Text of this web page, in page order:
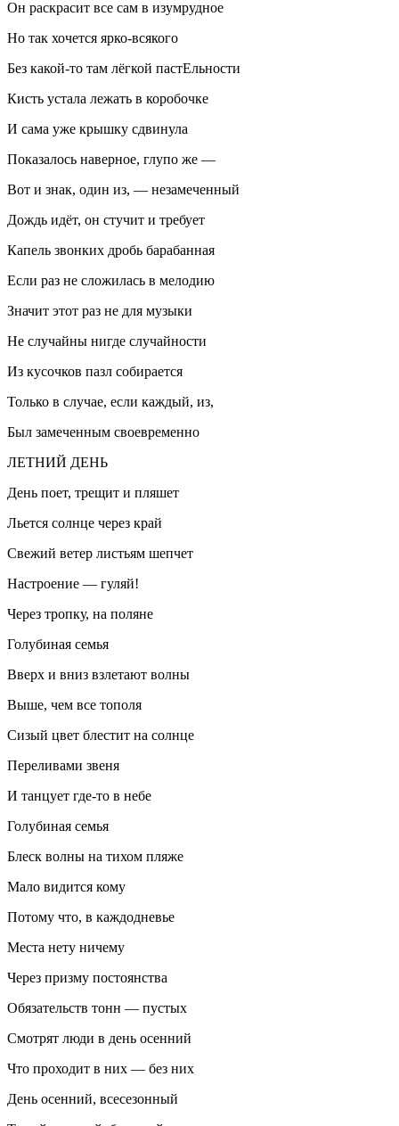
Он раскрасит все сам в изумрудное
Но так хочется ярко-всякого
Без какой-то там лёгкой пастЕльности
Кисть устала лежать в коробочке
И сама уже крышку сдвинула
Показалось наверное, глупо же —
Вот и знак, один из, — незамеченный
Дождь идёт, он стучит и требует
Капель звонких дробь барабанная
Если раз не сложилась в мелодию
Значит этот раз не для музыки
Не случайны нигде случайности
Из кусочков пазл собирается
Только в случае, если каждый, из,
Был замеченным своевременно
ЛЕТНИЙ ДЕНЬ
День поет, трещит и пляшет
Льется солнце через край
Свежий ветер листьям шепчет
Настроение — гуляй!
Через тропку, на поляне
Голубиная семья
Вверх и вниз взлетают волны
Выше, чем все тополя
Сизый цвет блестит на солнце
Переливами звеня
И танцует где-то в небе
Голубиная семья
Блеск волны на тихом пляже
Мало видится кому
Потому что, в каждодневье
Места нету ничему
Через призму постоянства
Обязательств тонн — пустых
Смотрят люди в день осенний
Что проходит в них — без них
День осенний, всесезонный